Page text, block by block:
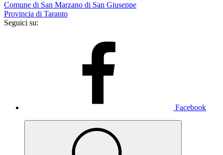
Comune di San Marzano di San Giuseppe
Provincia di Taranto
Seguici su:
Facebook